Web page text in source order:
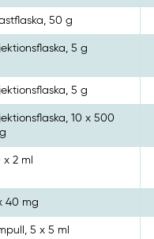
50 g
5 g
5 g
10 x 500
x 2 ml
40 mg
5 x 5 ml